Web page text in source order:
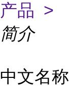
产品 >
简介
中文名